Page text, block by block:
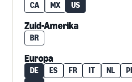
CA MX US
Zuid-Amerika
BR
Europa
DE ES FR IT NL